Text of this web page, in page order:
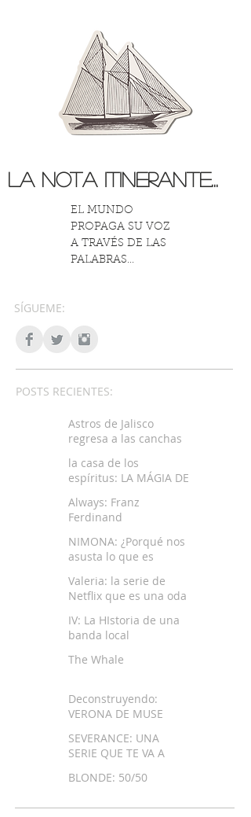
La Nota Itinerante...
EL MUNDO
PROPAGA SU VOZ
A TRAVÉS DE LAS
PALABRAS...
SÍGUEME:
POSTS RECIENTES:
Astros de Jalisco
regresa a las canchas
la casa de los
espíritus: LA MÁGIA DE
LATINOAMERICANA
Always: Franz
Ferdinand
NIMONA: ¿Porqué nos
asusta lo que es
Valeria: la serie de
Netflix que es una oda
IV: La HIstoria de una
banda local
The Whale
Deconstruyendo:
VERONA DE MUSE
SEVERANCE: UNA
SERIE QUE TE VA A
BLONDE: 50/50